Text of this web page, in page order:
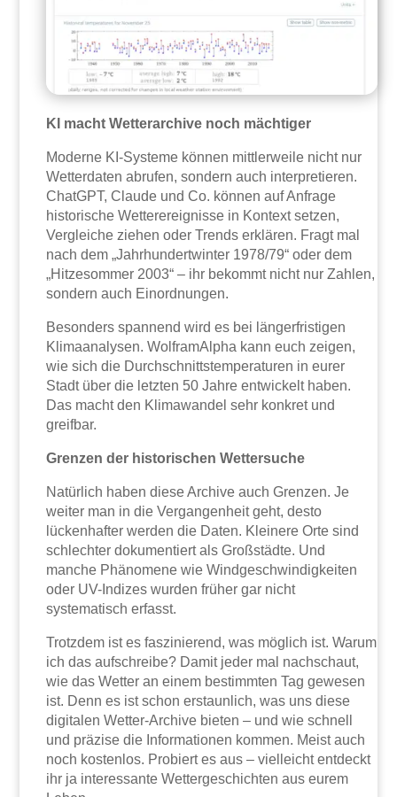
KI macht Wetterarchive noch mächtiger
Moderne KI-Systeme können mittlerweile nicht nur
Wetterdaten abrufen, sondern auch interpretieren.
ChatGPT, Claude und Co. können auf Anfrage
historische Wetterereignisse in Kontext setzen,
Vergleiche ziehen oder Trends erklären. Fragt mal
nach dem „Jahrhundertwinter 1978/79“ oder dem
„Hitzesommer 2003“ – ihr bekommt nicht nur Zahlen,
sondern auch Einordnungen.
Besonders spannend wird es bei längerfristigen
Klimaanalysen. WolframAlpha kann euch zeigen,
wie sich die Durchschnittstemperaturen in eurer
Stadt über die letzten 50 Jahre entwickelt haben.
Das macht den Klimawandel sehr konkret und
greifbar.
Grenzen der historischen Wettersuche
Natürlich haben diese Archive auch Grenzen. Je
weiter man in die Vergangenheit geht, desto
lückenhafter werden die Daten. Kleinere Orte sind
schlechter dokumentiert als Großstädte. Und
manche Phänomene wie Windgeschwindigkeiten
oder UV-Indizes wurden früher gar nicht
systematisch erfasst.
Trotzdem ist es faszinierend, was möglich ist. Warum
ich das aufschreibe? Damit jeder mal nachschaut,
wie das Wetter an einem bestimmten Tag gewesen
ist. Denn es ist schon erstaunlich, was uns diese
digitalen Wetter-Archive bieten – und wie schnell
und präzise die Informationen kommen. Meist auch
noch kostenlos. Probiert es aus – vielleicht entdeckt
ihr ja interessante Wettergeschichten aus eurem